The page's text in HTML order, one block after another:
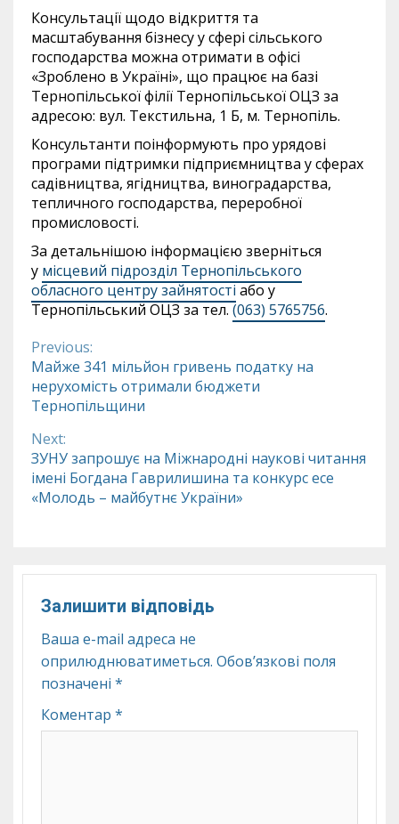
Консультації щодо відкриття та
масштабування бізнесу у сфері сільського
господарства можна отримати в офісі
«Зроблено в Україні», що працює на базі
Тернопільської філії Тернопільської ОЦЗ за
адресою: вул. Текстильна, 1 Б, м. Тернопіль.
Консультанти поінформують про урядові
програми підтримки підприємництва у сферах
садівництва, ягідництва, виноградарства,
тепличного господарства, переробної
промисловості.
За детальнішою інформацією зверніться
у місцевий підрозділ Тернопільського
обласного центру зайнятості або у
Тернопільський ОЦЗ за тел. (063) 5765756.
Continue
Reading
Previous:
Майже 341 мільйон гривень податку на
нерухомість отримали бюджети
Тернопільщини
Next:
ЗУНУ запрошує на Міжнародні наукові читання
імені Богдана Гаврилишина та конкурс есе
«Молодь – майбутнє України»
Залишити відповідь
Ваша e-mail адреса не
оприлюднюватиметься. Обов’язкові поля
позначені *
Коментар *